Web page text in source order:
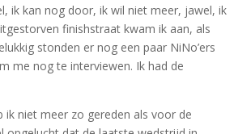
ik kan nog door, ik wil niet meer, jawel, ik
finishstraat kwam ik aan, als
stonden er nog een paar NiNo’ers
me nog te interviewen. Ik had de
ik niet meer zo gereden als voor de